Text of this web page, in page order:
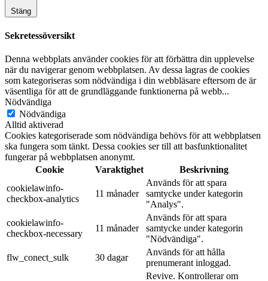
Stäng
Sekretessöversikt
Denna webbplats använder cookies för att förbättra din upplevelse
när du navigerar genom webbplatsen. Av dessa lagras de cookies
som kategoriseras som nödvändiga i din webbläsare eftersom de är
väsentliga för att de grundläggande funktionerna på webb...
Nödvändiga
Nödvändiga
Alltid aktiverad
Cookies kategoriserade som nödvändiga behövs för att webbplatsen
ska fungera som tänkt. Dessa cookies ser till att basfunktionalitet
fungerar på webbplatsen anonymt.
Cookie
Varaktighet
Beskrivning
cookielawinfo-
checkbox-analytics
11 månader
Används för att spara
samtycke under kategorin
"Analys".
cookielawinfo-
checkbox-necessary
11 månader
Används för att spara
samtycke under kategorin
"Nödvändiga".
flw_conect_sulk
30 dagar
Används för att hålla
prenumerant inloggad.
Revive. Kontrollerar om